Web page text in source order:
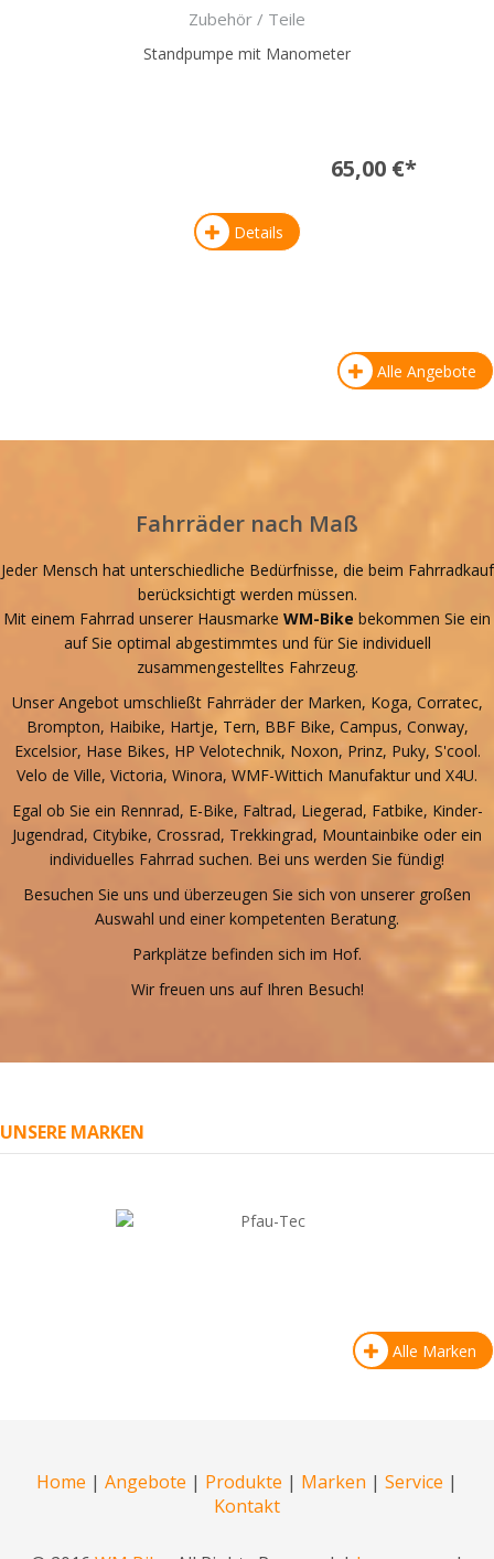
Zubehör / Teile
Standpumpe mit Manometer
65,00 €*
Details
Alle Angebote
Fahrräder nach Maß
Jeder Mensch hat unterschiedliche Bedürfnisse, die beim Fahrradkauf
berücksichtigt werden müssen.
Mit einem Fahrrad unserer Hausmarke WM-Bike bekommen Sie ein
auf Sie optimal abgestimmtes und für Sie individuell
zusammengestelltes Fahrzeug.
Unser Angebot umschließt Fahrräder der Marken, Koga, Corratec,
Brompton, Haibike, Hartje, Tern, BBF Bike, Campus, Conway,
Excelsior, Hase Bikes, HP Velotechnik, Noxon, Prinz, Puky, S'cool.
Velo de Ville, Victoria, Winora, WMF-Wittich Manufaktur und X4U.
Egal ob Sie ein Rennrad, E-Bike, Faltrad, Liegerad, Fatbike, Kinder-
Jugendrad, Citybike, Crossrad, Trekkingrad, Mountainbike oder ein
individuelles Fahrrad suchen. Bei uns werden Sie fündig!
Besuchen Sie uns und überzeugen Sie sich von unserer großen
Auswahl und einer kompetenten Beratung.
Parkplätze befinden sich im Hof.
Wir freuen uns auf Ihren Besuch!
UNSERE MARKEN
Alle Marken
Home | Angebote | Produkte | Marken | Service |
Kontakt